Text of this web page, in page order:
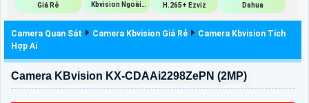
Giá Rẻ
Kbvision Ngoài
Trời
H.265+ Ezviz
Dahua
Camera Quan Sát Camera Kbvision Giá Rẻ
Camera Kbvision Tích
Hợp Ai
Camera KBvision KX-CDAAi2298ZePN (2MP)